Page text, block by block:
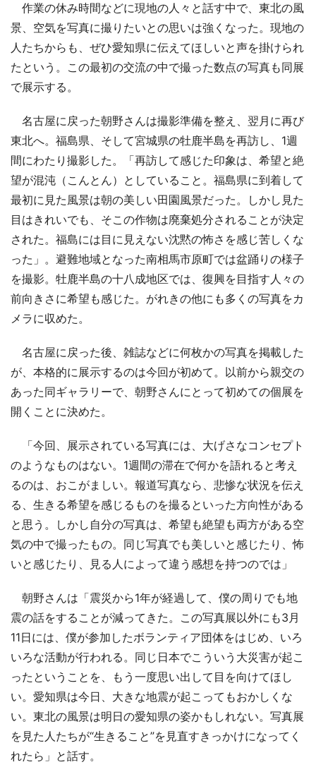
作業の休み時間などに現地の人々と話す中で、東北の風
景、空気を写真に撮りたいとの思いは強くなった。現地の
人たちからも、ぜひ愛知県に伝えてほしいと声を掛けられ
たという。この最初の交流の中で撮った数点の写真も同展
で展示する。
名古屋に戻った朝野さんは撮影準備を整え、翌月に再び
東北へ。福島県、そして宮城県の牡鹿半島を再訪し、1週
間にわたり撮影した。「再訪して感じた印象は、希望と絶
望が混沌（こんとん）としていること。福島県に到着して
最初に見た風景は朝の美しい田園風景だった。しかし見た
目はきれいでも、そこの作物は廃棄処分されることが決定
された。福島には目に見えない沈黙の怖さを感じ苦しくな
った」。避難地域となった南相馬市原町では盆踊りの様子
を撮影。牡鹿半島の十八成地区では、復興を目指す人々の
前向きさに希望も感じた。がれきの他にも多くの写真をカ
メラに収めた。
名古屋に戻った後、雑誌などに何枚かの写真を掲載した
が、本格的に展示するのは今回が初めて。以前から親交の
あった同ギャラリーで、朝野さんにとって初めての個展を
開くことに決めた。
「今回、展示されている写真には、大げさなコンセプト
のようなものはない。1週間の滞在で何かを語れると考え
るのは、おこがましい。報道写真なら、悲惨な状況を伝え
る、生きる希望を感じるものを撮るといった方向性がある
と思う。しかし自分の写真は、希望も絶望も両方がある空
気の中で撮ったもの。同じ写真でも美しいと感じたり、怖
いと感じたり、見る人によって違う感想を持つのでは」
朝野さんは「震災から1年が経過して、僕の周りでも地
震の話をすることが減ってきた。この写真展以外にも3月
11日には、僕が参加したボランティア団体をはじめ、いろ
いろな活動が行われる。同じ日本でこういう大災害が起こ
ったということを、もう一度思い出して目を向けてほし
い。愛知県は今日、大きな地震が起こってもおかしくな
い。東北の風景は明日の愛知県の姿かもしれない。写真展
を見た人たちが“生きること”を見直すきっかけになってく
れたら」と話す。